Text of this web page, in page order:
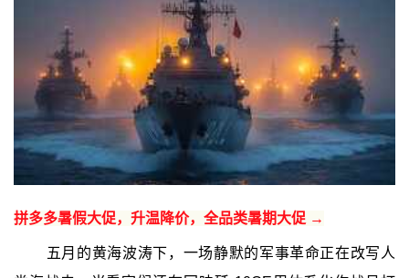
拼多多暑假大促，升温降价，全品类暑期大促 →
五月的黄海波涛下，一场静默的军事革命正在改写人